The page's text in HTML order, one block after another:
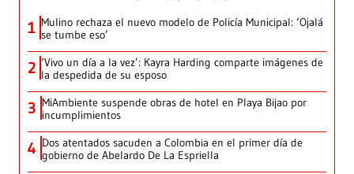
1 Mulino rechaza el nuevo modelo de Policía Municipal: ‘Ojalá
se tumbe eso’
2 ‘Vivo un día a la vez’: Kayra Harding comparte imágenes de
la despedida de su esposo
3 MiAmbiente suspende obras de hotel en Playa Bijao por
incumplimientos
4 Dos atentados sacuden a Colombia en el primer día de
gobierno de Abelardo De La Espriella